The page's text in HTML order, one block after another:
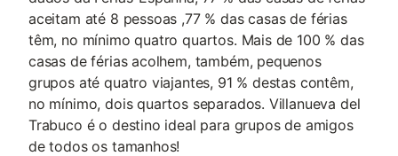
aceitam até 8 pessoas ,77 % das casas de férias
têm, no mínimo quatro quartos. Mais de 100 % das
casas de férias acolhem, também, pequenos
grupos até quatro viajantes, 91 % destas contêm,
no mínimo, dois quartos separados. Villanueva del
Trabuco é o destino ideal para grupos de amigos
de todos os tamanhos!